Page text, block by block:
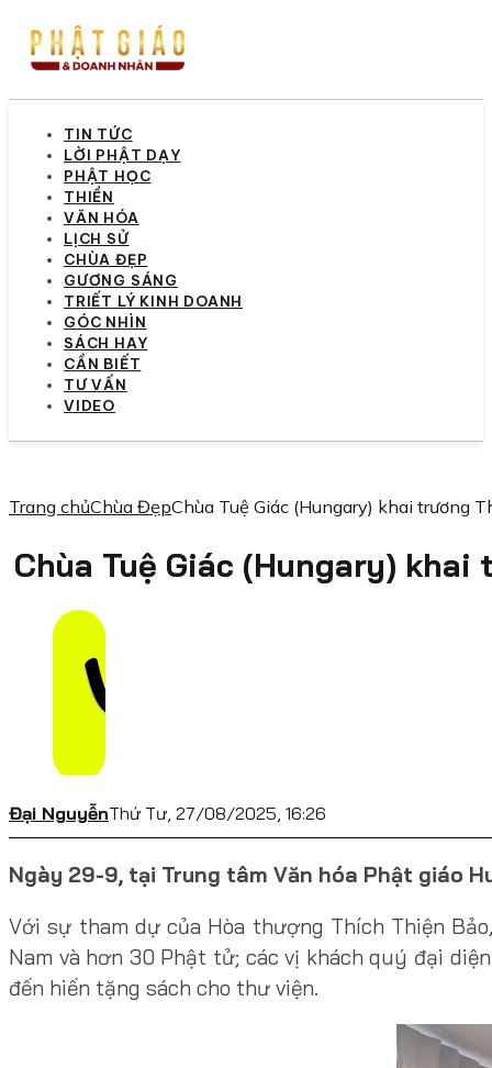
TIN TỨC
LỜI PHẬT DẠY
PHẬT HỌC
THIỀN
VĂN HÓA
LỊCH SỬ
CHÙA ĐẸP
GƯƠNG SÁNG
TRIẾT LÝ KINH DOANH
GÓC NHÌN
SÁCH HAY
CẦN BIẾT
TƯ VẤN
VIDEO
Trang chủChùa ĐẹpChùa Tuệ Giác (Hungary) khai trương
Chùa Tuệ Giác (Hungary)
Đại NguyễnThứ Tư, 27/08/2025, 16:26
Ngày 29-9, tại Trung tâm Văn hóa Phật giáo
Với sự tham dự của Hòa thượng Thích Thiện
Nam và hơn 30 Phật tử; các vị khách quý đại
đến hiến tặng sách cho thư viện.